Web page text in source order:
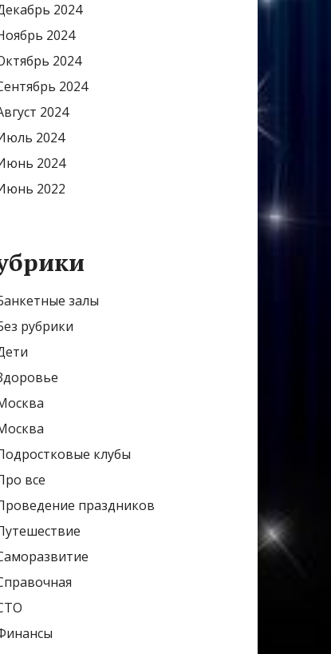
2024
2024
2024
2024
2024
2024
2024
2022
залы
рубрики
клубы
все
праздников